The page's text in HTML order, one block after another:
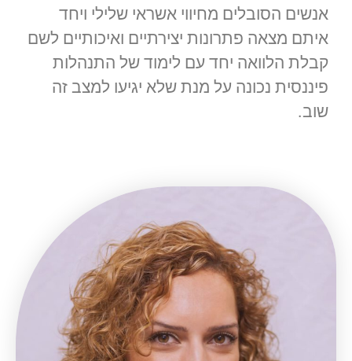
אנשים הסובלים מחיווי אשראי שלילי ויחד
איתם מצאה פתרונות יצירתיים ואיכותיים לשם
קבלת הלוואה יחד עם לימוד של התנהלות
פיננסית נכונה על מנת שלא יגיעו למצב זה
שוב.